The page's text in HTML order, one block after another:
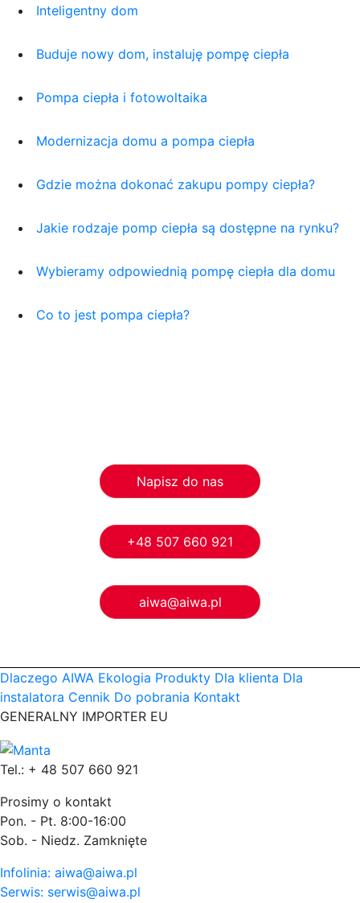
Inteligentny dom
Buduje nowy dom, instaluję pompę ciepła
Pompa ciepła i fotowoltaika
Modernizacja domu a pompa ciepła
Gdzie można dokonać zakupu pompy ciepła?
Jakie rodzaje pomp ciepła są dostępne na rynku?
Wybieramy odpowiednią pompę ciepła dla domu
Co to jest pompa ciepła?
Napisz do nas
+48 507 660 921
aiwa@aiwa.pl
Dlaczego AIWA Ekologia Produkty Dla klienta Dla
instalatora Cennik Do pobrania Kontakt
GENERALNY IMPORTER EU
Tel.: + 48 507 660 921
Prosimy o kontakt
Pon. - Pt. 8:00-16:00
Sob. - Niedz. Zamknięte
Infolinia: aiwa@aiwa.pl
Serwis: serwis@aiwa.pl